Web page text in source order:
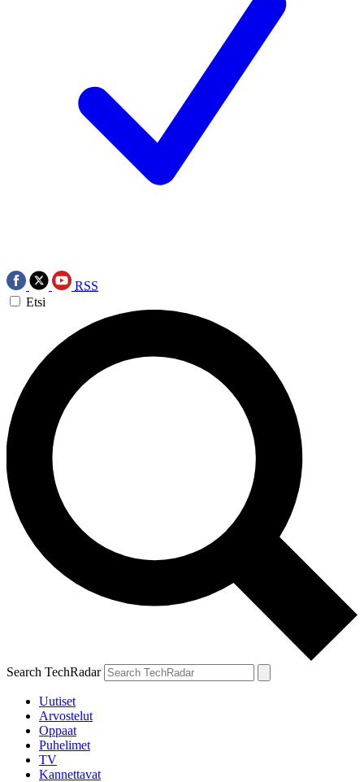
RSS
Etsi
Search TechRadar
Uutiset
Arvostelut
Oppaat
Puhelimet
TV
Kannettavat